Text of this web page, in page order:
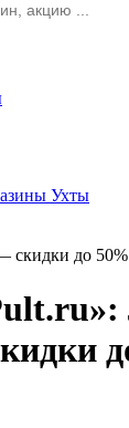
Ухты
скидки до